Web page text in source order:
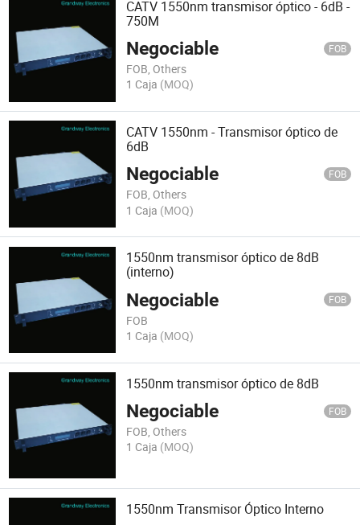
CATV 1550nm transmisor óptico - 6dB -
750M
Negociable FOB
FOB, Others
1 Caja (MOQ)
CATV 1550nm - Transmisor óptico de
6dB
Negociable FOB
FOB, Others
1 Caja (MOQ)
1550nm transmisor óptico de 8dB
(interno)
Negociable FOB
FOB
1 Caja (MOQ)
1550nm transmisor óptico de 8dB
Negociable FOB
FOB, Others
1 Caja (MOQ)
1550nm Transmisor Óptico Interno